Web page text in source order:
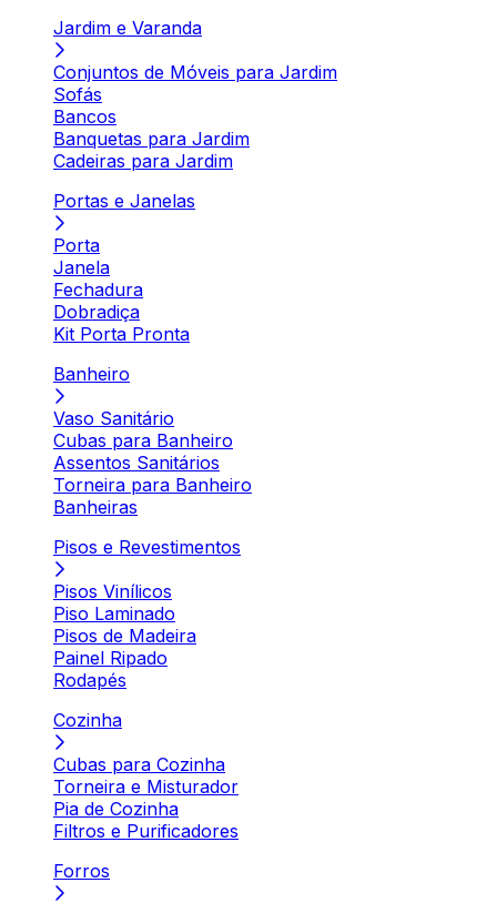
Jardim e Varanda
Conjuntos de Móveis para Jardim
Sofás
Bancos
Banquetas para Jardim
Cadeiras para Jardim
Portas e Janelas
Porta
Janela
Fechadura
Dobradiça
Kit Porta Pronta
Banheiro
Vaso Sanitário
Cubas para Banheiro
Assentos Sanitários
Torneira para Banheiro
Banheiras
Pisos e Revestimentos
Pisos Vinílicos
Piso Laminado
Pisos de Madeira
Painel Ripado
Rodapés
Cozinha
Cubas para Cozinha
Torneira e Misturador
Pia de Cozinha
Filtros e Purificadores
Forros